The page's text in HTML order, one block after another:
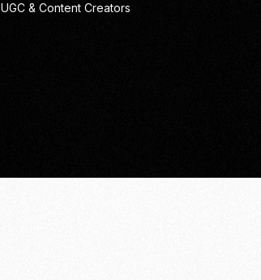
UGC & Content Creators